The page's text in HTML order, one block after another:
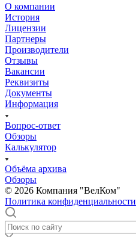
О компании
История
Лицензии
Партнеры
Производители
Отзывы
Вакансии
Реквизиты
Документы
Информация
Вопрос-ответ
Обзоры
Калькулятор
Объёма архива
Обзоры
© 2026 Компания "ВелКом"
Политика конфиденциальности